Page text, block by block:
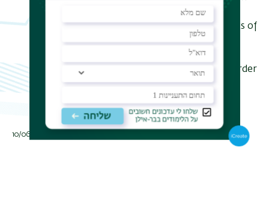
states and energy levels. In my talk I
will present the fundamental physics of
strong coupling in hybrid photonic-
molecular structures, and how such
cavity-QED effects can be used in order
to control material properties and
chemical processes in molecules.